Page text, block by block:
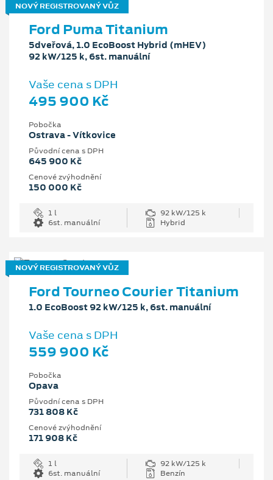
NOVÝ REGISTROVANÝ VŮZ
Ford Puma Titanium
5dveřová, 1.0 EcoBoost Hybrid (mHEV)
92 kW/125 k, 6st. manuální
Vaše cena s DPH
495 900 Kč
Pobočka
Ostrava - Vítkovice
Původní cena s DPH
645 900 Kč
Cenové zvýhodnění
150 000 Kč
1 l
92 kW/125 k
6st. manuální
Hybrid
NOVÝ REGISTROVANÝ VŮZ
Ford Tourneo Courier Titanium
1.0 EcoBoost 92 kW/125 k, 6st. manuální
Vaše cena s DPH
559 900 Kč
Pobočka
Opava
Původní cena s DPH
731 808 Kč
Cenové zvýhodnění
171 908 Kč
1 l
92 kW/125 k
6st. manuální
Benzín